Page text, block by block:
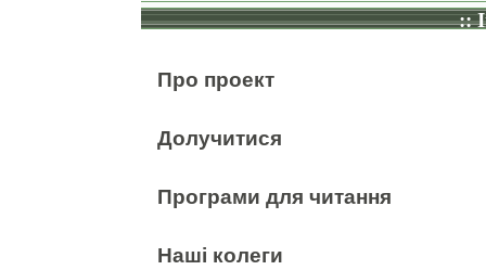
::
Про проект
Долучитися
Програми для читання
Наші колеги